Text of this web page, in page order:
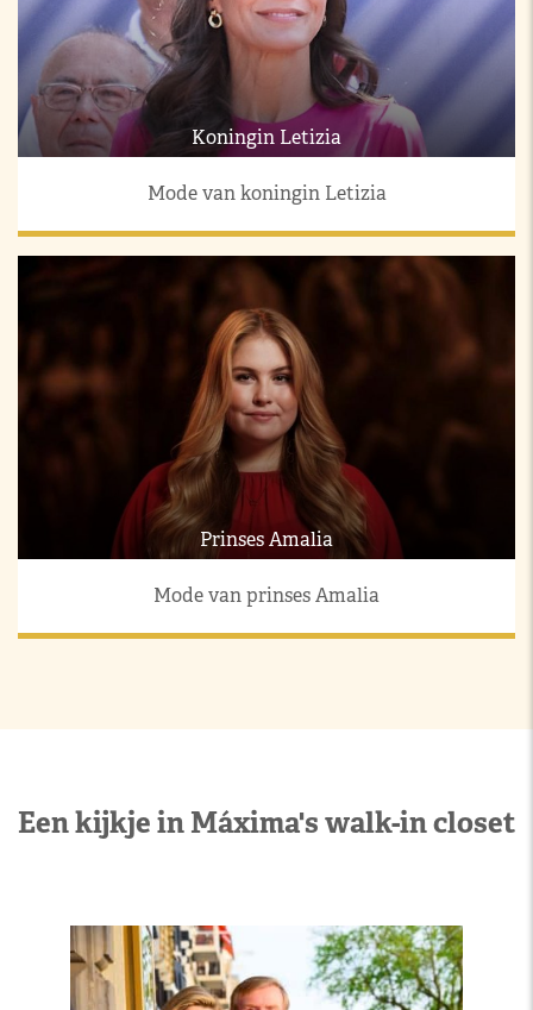
Koningin Letizia
Mode van koningin Letizia
Prinses Amalia
Mode van prinses Amalia
Een kijkje in Máxima's walk-in closet